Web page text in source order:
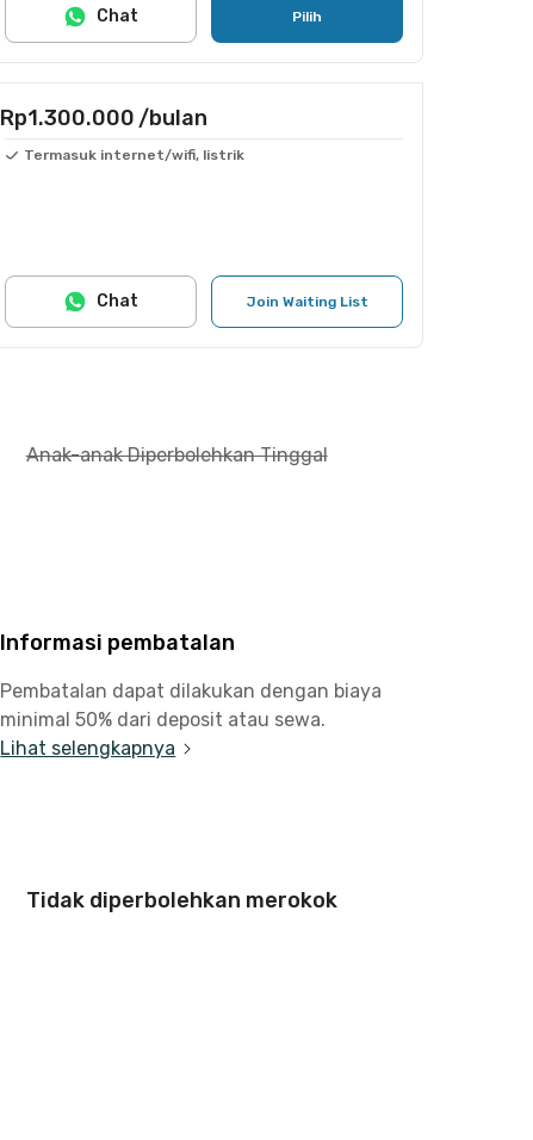
Pilih
Chat
Rp1.300.000 /bulan
Termasuk internet/wifi, listrik
Join Waiting List
Chat
Anak-anak Diperbolehkan Tinggal
Informasi pembatalan
Pembatalan dapat dilakukan dengan biaya
minimal 50% dari deposit atau sewa.
Lihat selengkapnya
Tidak diperbolehkan merokok